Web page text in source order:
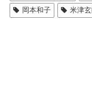
岡本和子
米津